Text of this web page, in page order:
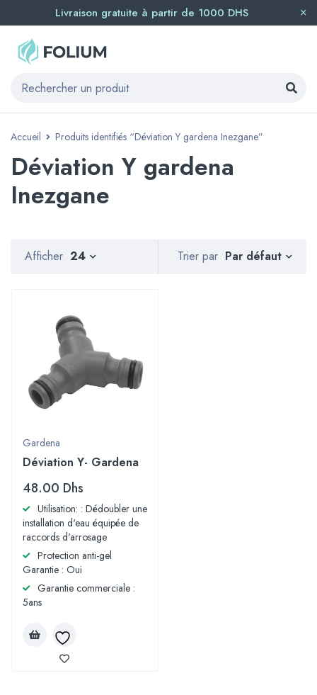
Livraison gratuite à partir de 1000 DHS
Accueil Produits identifiés “Déviation Y gardena Inezgane”
Déviation Y gardena
Inezgane
Trier par Par défaut
Afficher 24
Gardena
Déviation Y- Gardena
48.00 Dhs
Utilisation: : Dédoubler une
installation d'eau équipée de
raccords d'arrosage
Protection anti-gel
Garantie : Oui
Garantie commerciale :
5ans